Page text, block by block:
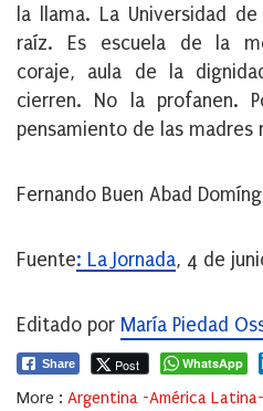
la llama. La Universidad
raíz. Es escuela de la
coraje, aula de la
cierren. No la profanen.
pensamiento de las madres
Fernando Buen Abad
Fuente: La Jornada, 4 de
Editado por María Piedad
Share Post WhatsApp
More : Argentina -América